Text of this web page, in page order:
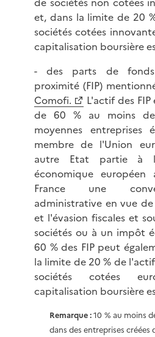
et, dans la limite de 20
sociétés cotées
capitalisation boursière
- des parts de fonds
proximité (FIP)
Comofi.
L'actif des
de 60 % au moins
moyennes
membre de l'Union
autre Etat partie à
économique
France une
administrative en vue
et l'évasion fiscales et
sociétés ou à un impôt
60 % des FIP peut
la limite de 20 % de
sociétés cotées
capitalisation boursière
Remarque :10 % au moins
dans des entreprises créées